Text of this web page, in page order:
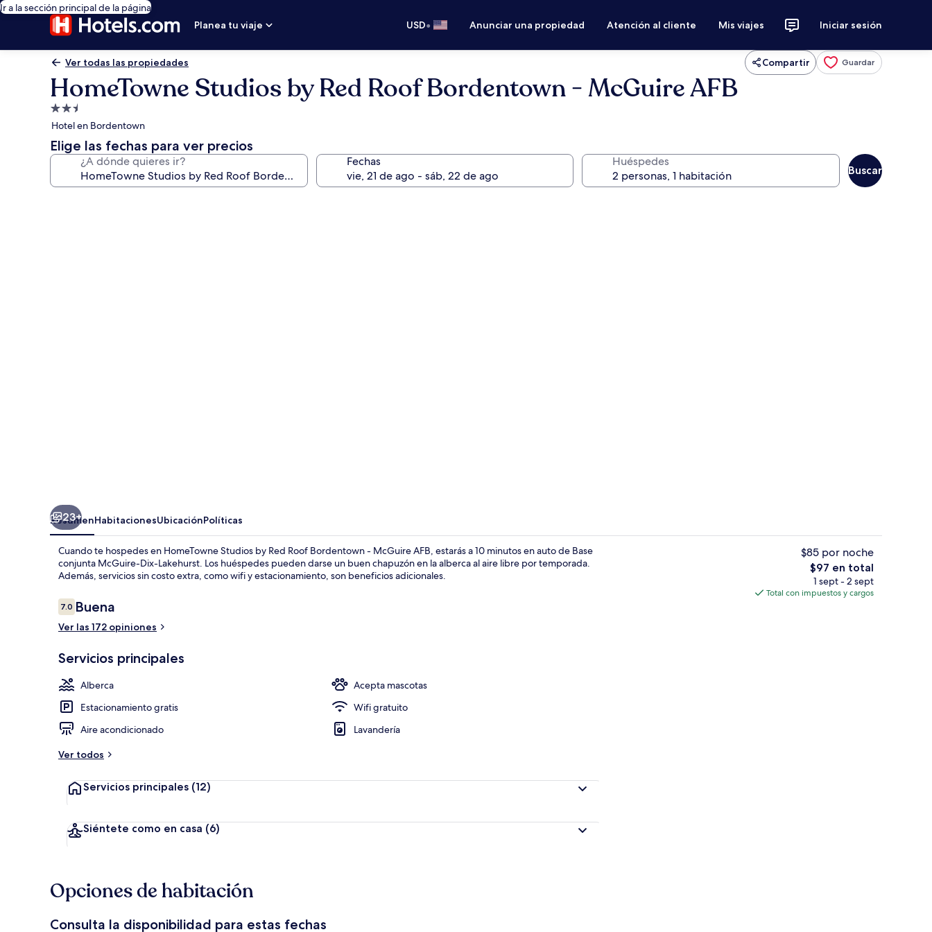
Ir a la sección principal de la página
Planea tu viaje
USD• Anunciar una propiedad Atención al cliente Mis viajes Iniciar sesión
Ver todas las propiedades Compartir Guardar
HomeTowne Studios by Red Roof Bordentown - McGuire AFB
Propiedad
de
2.5
estrellas
Hotel en Bordentown
Elige las fechas para ver precios
¿A dónde quieres ir? Fechas Huéspedes
Buscar
Cafetera y tetera, refrigerador con congelador y microondasSala de reuniones
23+
ResumenHabitacionesUbicaciónPolíticas
Cuando te hospedes en HomeTowne Studios by Red Roof Bordentown - McGuire AFB, estarás a 10 minutos en auto de Base
conjunta McGuire-Dix-Lakehurst. Los huéspedes pueden darse un buen chapuzón en la alberca al aire libre por temporada.
Además, servicios sin costo extra, como wifi y estacionamiento, son beneficios adicionales.
Opiniones
7.07.0 de 10,
Buena
Ver las 172 opiniones
Servicios principales
Alberca
Acepta mascotas
Estacionamiento gratis
Wifi gratuito
Aire acondicionado
Lavandería
Ver todos
Servicios principales (12)
Siéntete como en casa (6)
$85 por noche
El
precio
total
$97 en total
1 sept - 2 sept
Total con impuestos y cargos
Opciones de habitación
Consulta la disponibilidad para estas fechas